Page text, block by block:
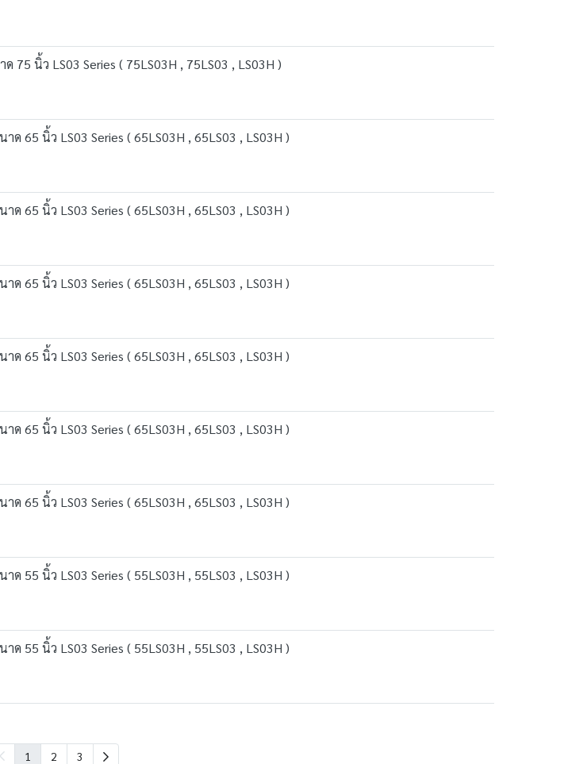
75 นิ้ว LS03 Series ( 75LS03H , 75LS03 , LS03H )
ด 65 นิ้ว LS03 Series ( 65LS03H , 65LS03 , LS03H )
ด 65 นิ้ว LS03 Series ( 65LS03H , 65LS03 , LS03H )
ด 65 นิ้ว LS03 Series ( 65LS03H , 65LS03 , LS03H )
ด 65 นิ้ว LS03 Series ( 65LS03H , 65LS03 , LS03H )
ด 65 นิ้ว LS03 Series ( 65LS03H , 65LS03 , LS03H )
ด 65 นิ้ว LS03 Series ( 65LS03H , 65LS03 , LS03H )
ด 55 นิ้ว LS03 Series ( 55LS03H , 55LS03 , LS03H )
ด 55 นิ้ว LS03 Series ( 55LS03H , 55LS03 , LS03H )
1 2 3